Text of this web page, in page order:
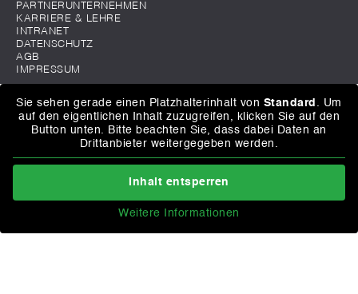
PARTNERUNTERNEHMEN
KARRIERE & LEHRE
INTRANET
DATENSCHUTZ
AGB
IMPRESSUM
Sie sehen gerade einen Platzhalterinhalt von Standard . Um
auf den eigentlichen Inhalt zuzugreifen, klicken Sie auf den
Button unten. Bitte beachten Sie, dass dabei Daten an
Drittanbieter weitergegeben werden.
Inhalt entsperren
Weitere Informationen